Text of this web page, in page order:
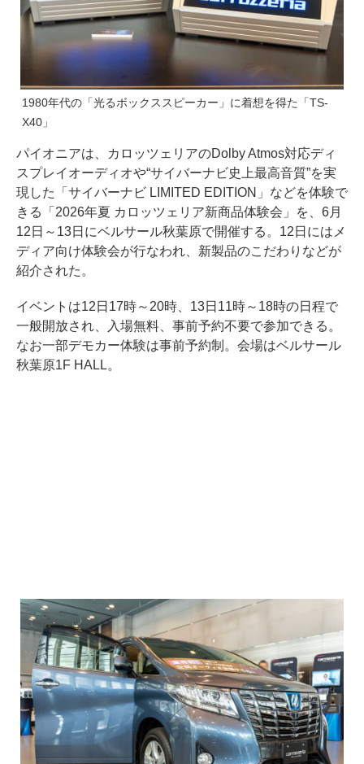
1980年代の「光るボックススピーカー」に着想を得た「TS-
X40」
パイオニアは、カロッツェリアのDolby Atmos対応ディ
スプレイオーディオや“サイバーナビ史上最高音質”を実
現した「サイバーナビ LIMITED EDITION」などを体験で
きる「2026年夏 カロッツェリア新商品体験会」を、6月
12日～13日にベルサール秋葉原で開催する。12日にはメ
ディア向け体験会が行なわれ、新製品のこだわりなどが
紹介された。
イベントは12日17時～20時、13日11時～18時の日程で
一般開放され、入場無料、事前予約不要で参加できる。
なお一部デモカー体験は事前予約制。会場はベルサール
秋葉原1F HALL。